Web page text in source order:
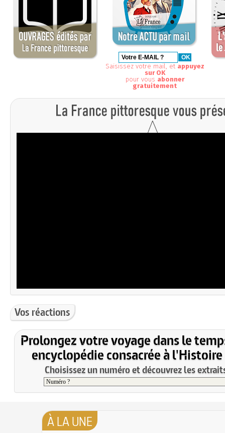
Saisissez votre mail, et appuyez
sur OK
pour vous abonner
gratuitement
Vos réactions
Prolongez votre voyage dans le
encyclopédie consacrée à l'Histoire
Choisissez un numéro et découvrez les
À LA UNE